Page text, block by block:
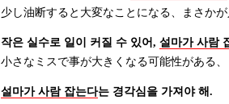
少し油断すると大変なことになる、まさか
작은 실수로 일이 커질 수 있어, 설마가 사람
小さなミスで事が大きくなる可能性がある
설마가 사람 잡는다는 경각심을 가져야 해.